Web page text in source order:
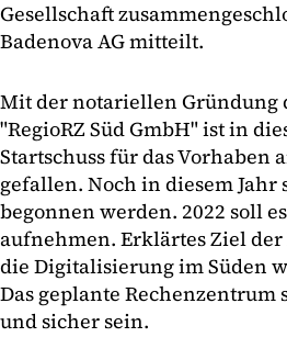
Gesellschaft
Badenova AG mitteilt.
Mit der notariellen Gründung
"RegioRZ Süd GmbH" ist in
Startschuss für das Vorhaben
gefallen. Noch in diesem Jahr
begonnen werden. 2022 soll
aufnehmen. Erklärtes Ziel
die Digitalisierung im Süden
Das geplante
und sicher sein.